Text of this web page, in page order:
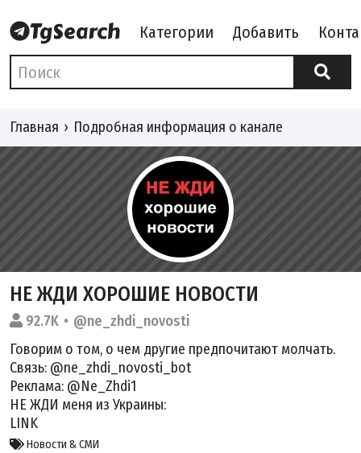
Категории Добавить
Главная Подробная информация о канале
НЕ ЖДИ ХОРОШИЕ НОВОСТИ
92.7K
@ne_zhdi_novosti
Говорим о том, о чем другие предпочитают молчать.
Связь: @ne_zhdi_novosti_bot
Реклама: @Ne_Zhdi1
НЕ ЖДИ меня из Украины:
LINK
Новости & СМИ